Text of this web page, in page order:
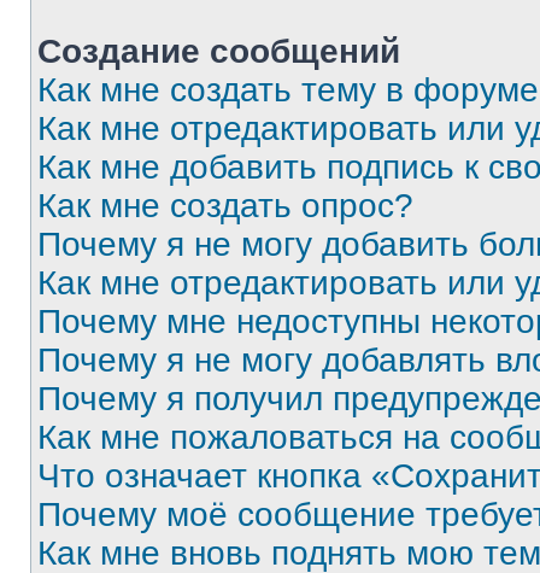
Создание сообщений
Как мне создать тему в
Как мне отредактировать или
Как мне добавить подпись к
Как мне создать опрос?
Почему я не могу добавить
Как мне отредактировать или
Почему мне недоступны
Почему я не могу добавлять
Почему я получил
Как мне пожаловаться на
Что означает кнопка
Почему моё сообщение
Как мне вновь поднять мою